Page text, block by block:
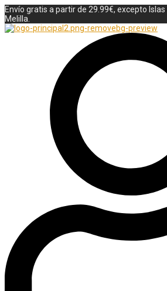
Envío gratis a partir de 29.99€, excepto
Melilla.